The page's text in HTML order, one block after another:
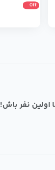
Off
نفر باش!